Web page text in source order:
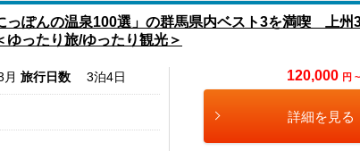
っぽんの温泉100選」の群馬県内ベスト3を満喫 上
ったり旅/ゆったり観光＞
旅行日数 3泊4日 120,000 円 ~
詳細を見る